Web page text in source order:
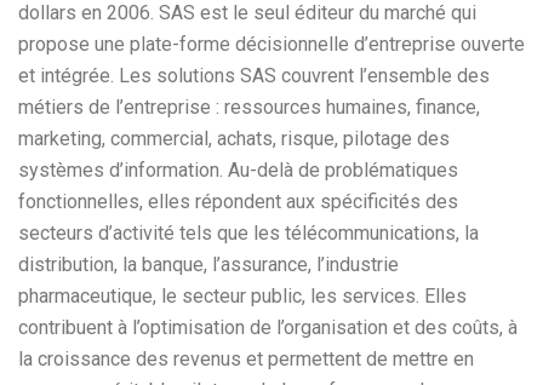
dollars en 2006. SAS est le seul éditeur du marché qui
propose une plate-forme décisionnelle d’entreprise ouverte
et intégrée. Les solutions SAS couvrent l’ensemble des
métiers de l’entreprise : ressources humaines, finance,
marketing, commercial, achats, risque, pilotage des
systèmes d’information. Au-delà de problématiques
fonctionnelles, elles répondent aux spécificités des
secteurs d’activité tels que les télécommunications, la
distribution, la banque, l’assurance, l’industrie
pharmaceutique, le secteur public, les services. Elles
contribuent à l’optimisation de l’organisation et des coûts, à
la croissance des revenus et permettent de mettre en